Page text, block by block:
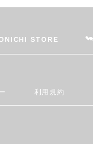
STORE
利用規約